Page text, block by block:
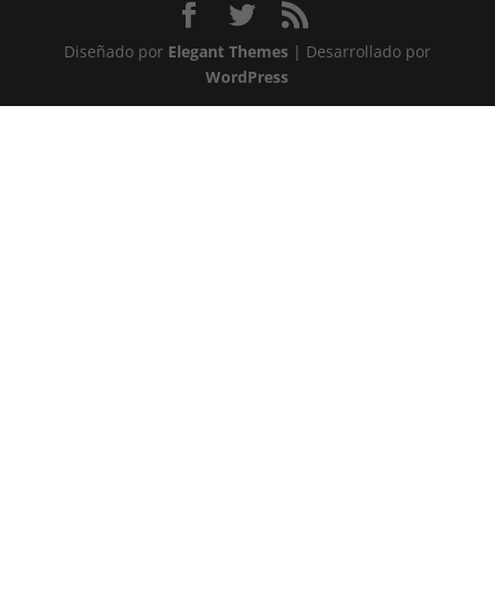
Diseñado por Elegant Themes| Desarrollado por
WordPress